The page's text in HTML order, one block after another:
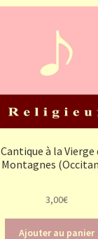
Cantique à la Vierge
Montagnes
3,00€
Ajouter au panier